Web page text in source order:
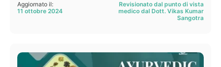
Aggiornato il:
11 ottobre 2024
Revisionato dal punto di vista
medico dal Dott. Vikas Kumar
Sangotra